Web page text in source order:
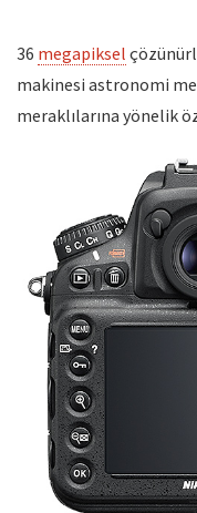
36 megapiksel
makinesi astronomi
meraklılarına yönelik